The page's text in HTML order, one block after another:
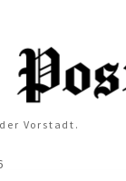
Vorstadt.